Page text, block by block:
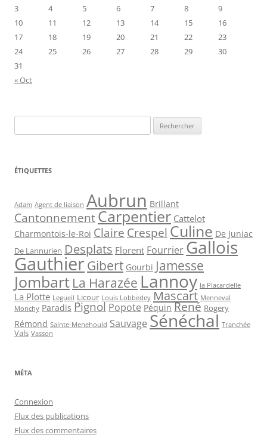
3
4 5 6 7 8
9
10
11 12 13 14 15
16
17
18 19 20 21 22
23
24
25 26 27 28 29
30
31
« Oct
ÉTIQUETTES
Adam Agent de liaison Aubrun Brillant
CantonnementCarpentier Cattelot
Charmontois-le-Roi Claire Crespel Culine De Juniac
De Lannurien Desplats Florent FourrierGallois
GauthierGibert Gourbi Jamesse
Jombart La Harazée Lannoy la Placardelle
La Plotte Legueil Licour Louis Lobbedey Mascart Menneval
Monchy Paradis Pignol Popote Péquin René Rogery
Rémond Sainte-Menehould Sauvage Sénéchal Tranchée
Vals Vasson
MÉTA
Connexion
Flux des publications
Flux des commentaires